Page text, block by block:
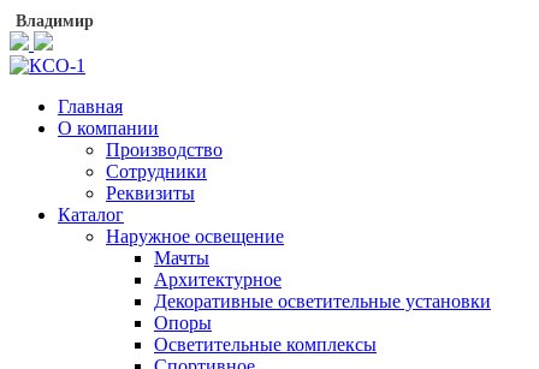
Владимир
Главная
О компании
Производство
Сотрудники
Реквизиты
Каталог
Наружное освещение
Мачты
Архитектурное
Декоративные осветительные установки
Опоры
Осветительные комплексы